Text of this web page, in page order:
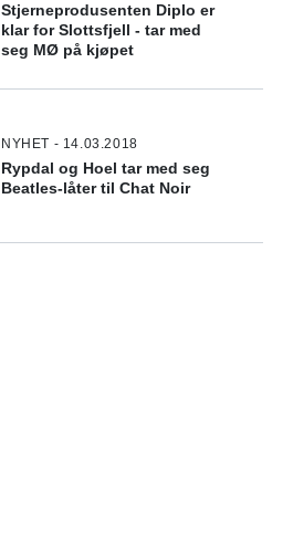
Stjerneprodusenten Diplo er
klar for Slottsfjell - tar med
seg MØ på kjøpet
NYHET - 14.03.2018
Rypdal og Hoel tar med seg
Beatles-låter til Chat Noir